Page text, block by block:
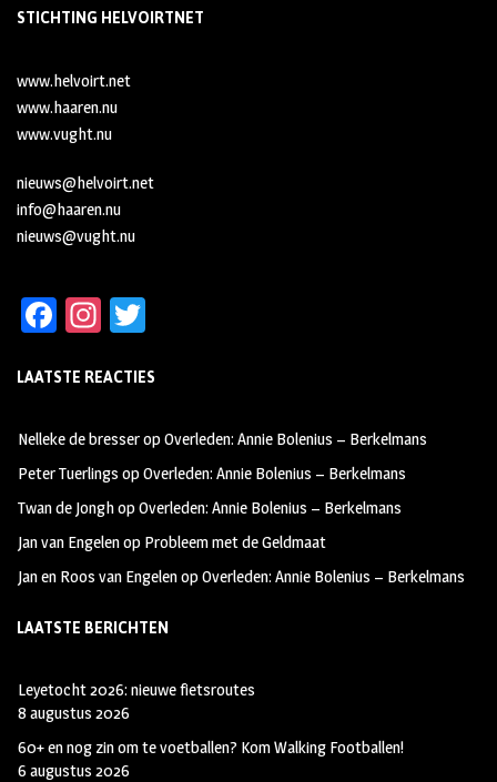
STICHTING HELVOIRTNET
www.helvoirt.net
www.haaren.nu
www.vught.nu
nieuws@helvoirt.net
info@haaren.nu
nieuws@vught.nu
Fa
b
oo
k
In
ag
m
tt
LAATSTE REACTIES
Nelleke de bresseropOverleden: Annie Bolenius – Berkelmans
Peter Tuerlings opOverleden: Annie Bolenius – Berkelmans
Twan de JonghopOverleden: Annie Bolenius – Berkelmans
Jan van Engelenop Probleem met de Geldmaat
Jan en Roos van EngelenopOverleden: Annie Bolenius – Berkelmans
LAATSTE BERICHTEN
Leyetocht 2026: nieuwe fietsroutes
8 augustus 2026
60+ en nog zin om te voetballen? Kom Walking Footballen!
6 augustus 2026